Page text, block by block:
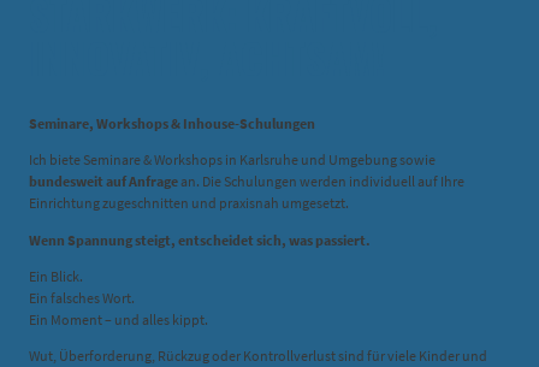
Seminare, Workshops & Inhouse-Schulungen
Ich biete Seminare & Workshops in Karlsruhe und Umgebung sowie
bundesweit auf Anfragean. Die Schulungen werden individuell auf Ihre
Einrichtung zugeschnitten und praxisnah umgesetzt.
Wenn Spannung steigt, entscheidet sich, was passiert.
Ein Blick.
Ein falsches Wort.
Ein Moment – und alles kippt.
Wut, Überforderung, Rückzug oder Kontrollverlust sind für viele Kinder und